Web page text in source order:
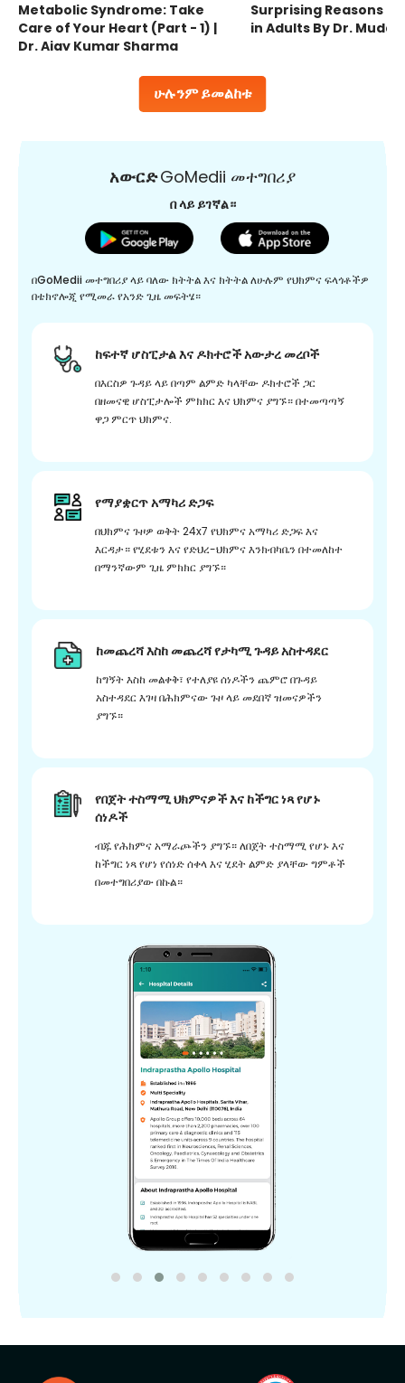
ሁሉንም ይመልከቱ
Metabolic Syndrome: Take
Care of Your Heart (Part - 1) |
Dr. Ajay Kumar Sharma
Surprising Reasons
in Adults By Dr.
አውርድGoMedii መተግበሪያ
በ ላይ ይገኛል።
በGoMedii መተግበሪያ ላይ ባለው ክትትል እና ክትትል ለሁሉም የህክምና ፍላጎቶችዎ
በቴክኖሎጂ የሚመራ የአንድ ጊዜ መፍትሄ።
ከፍተኛ ሆስፒታል እና ዶክተሮች አውታረ መረቦች
በእርስዎ ጉዳይ ላይ በጣም ልምድ ካላቸው ዶክተሮች ጋር
በዘመናዊ ሆስፒታሎች ምክክር እና ህክምና ያግኙ። በተመጣጣኝ
ዋጋ ምርጥ ህክምና.
የማያቋርጥ አማካሪ ድጋፍ
በህክምና ጉዞዎ ወቅት 24x7 የህክምና አማካሪ ድጋፍ እና
እርዳታ። የሂደቱን እና የድህረ-ህክምና እንክብካቤን በተመለከተ
በማንኛውም ጊዜ ምክክር ያግኙ።
ከመጨረሻ እስከ መጨረሻ የታካሚ ጉዳይ አስተዳደር
ከግኝት እስከ መልቀቅ፣ የተለያዩ ሰነዶችን ጨምሮ በጉዳይ
አስተዳደር እገዛ በሕክምናው ጉዞ ላይ መደበኛ ዝመናዎችን
ያግኙ።
የበጀት ተስማሚ ህክምናዎች እና ከችግር ነጻ የሆኑ
ሰነዶች
ብጁ የሕክምና አማራጮችን ያግኙ። ለበጀት ተስማሚ የሆኑ እና
ከችግር ነጻ የሆነ የሰነድ ሰቀላ እና ሂደት ልምድ ያላቸው ግምቶች
በመተግበሪያው በኩል።